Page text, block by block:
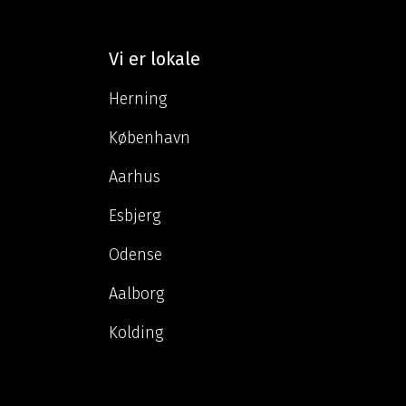
Vi er lokale
Herning
København
Aarhus
Esbjerg
Odense
Aalborg
Kolding